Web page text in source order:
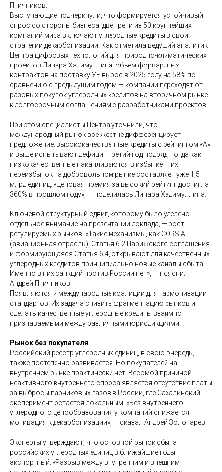
Птичников.
Выступающие подчеркнули, что формируется устойчивый
спрос со стороны бизнеса: две трети из 50 крупнейших
компаний мира включают углеродные кредиты в свои
стратегии декарбонизации. Как отметила ведущий аналитик
Центра цифровых технологий для природно-климатических
проектов Линара Хадимуллина, объем форвардных
контрактов на поставку УЕ вырос в 2025 году на 58% по
сравнению с предыдущим годом — компании переходят от
разовых покупок углеродных кредитов на вторичном рынке
к долгосрочным соглашениям с разработчиками проектов.
При этом специалисты Центра уточнили, что
международный рынок все жестче дифференцирует
предложение: высококачественные кредиты с рейтингом «A»
и выше испытывают дефицит третий год подряд, тогда как
низкокачественные накапливаются в избытке — их
переизбыток на добровольном рынке составляет уже 1,5
млрд единиц. «Ценовая премия за высокий рейтинг достигла
360% в прошлом году», — поделилась Линара Хадимуллина.
Ключевой структурный сдвиг, которому было уделено
отдельное внимание на презентации доклада, — рост
регулируемых рынков. «Такие механизмы, как CORSIA
(авиационная отрасль), Статья 6.2 Парижского соглашения
и формирующаяся Статья 6.4, открывают для качественных
углеродных кредитов принципиально новые каналы сбыта.
Именно в них санкций против России нет», — пояснил
Андрей Птичников.
Появляются и международные коалиции для гармонизации
стандартов. Их задача снизить фрагментацию рынков и
сделать качественные углеродные кредиты взаимно
признаваемыми между различными юрисдикциями.
Рынок без покупателя
Российский реестр углеродных единиц, в свою очередь,
также постепенно развивается. Но покупателей на
внутреннем рынке практически нет. Весомой причиной
неактивного внутреннего спроса является отсутствие платы
за выбросы парниковых газов в России, где Сахалинский
эксперимент остается локальным. «Без внутреннего
углеродного ценообразования у компаний снижается
мотивация к декарбонизации», — сказал Андрей Золотарев.
Эксперты утверждают, что основной рынок сбыта
российских углеродных единиц в ближайшие годы —
экспортный. «Разрыв между внутренним и внешним